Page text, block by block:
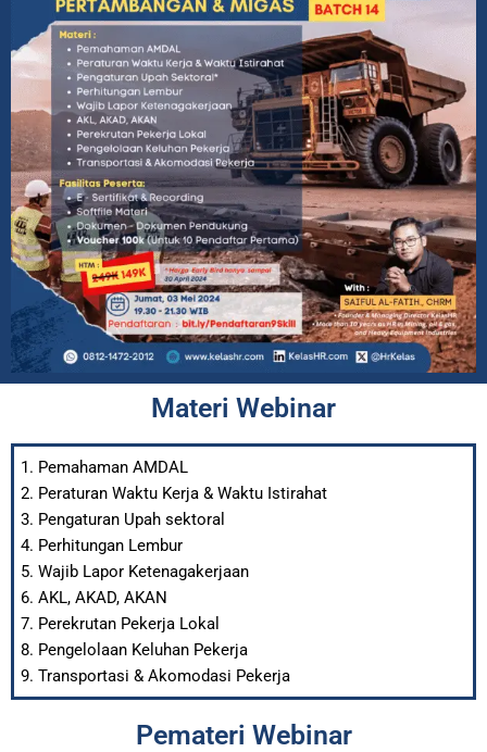
Materi Webinar
Pemahaman AMDAL
Peraturan Waktu Kerja & Waktu Istirahat
Pengaturan Upah sektoral
Perhitungan Lembur
Wajib Lapor Ketenagakerjaan
AKL, AKAD, AKAN
Perekrutan Pekerja Lokal
Pengelolaan Keluhan Pekerja
Transportasi & Akomodasi Pekerja
Pemateri Webinar